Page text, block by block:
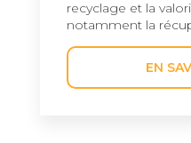
recyclage et la
notamment la
EN